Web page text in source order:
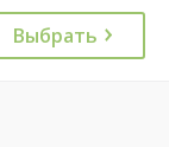
Выбрать